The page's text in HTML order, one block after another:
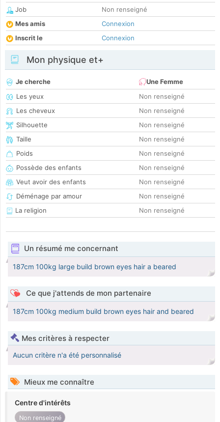
Job
Non renseigné
Mes amis
Connexion
Inscrit le
Connexion
Mon physique et+
Je cherche
Une Femme
Les yeux
Non renseigné
Les cheveux
Non renseigné
Silhouette
Non renseigné
Taille
Non renseigné
Poids
Non renseigné
Possède des enfants
Non renseigné
Veut avoir des enfants
Non renseigné
Déménage par amour
Non renseigné
La religion
Non renseigné
Un résumé me concernant
187cm 100kg large build brown eyes hair a beared
Ce que j'attends de mon partenaire
187cm 100kg medium build brown eyes hair and beared
Mes critères à respecter
Aucun critère n'a été personnalisé
Mieux me connaître
Centre d'intérêts
Non renseigné